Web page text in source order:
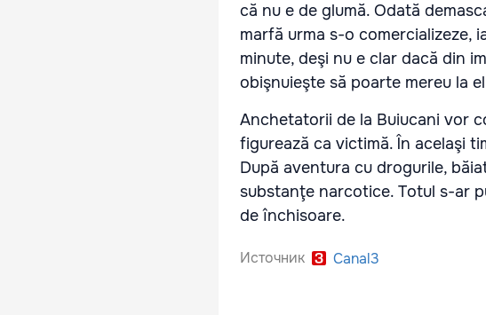
că nu e de glumă. Odată
marfă urma s-o comercializeze,
minute, deşi nu e clar dacă din
obişnuieşte să poarte mereu la
Anchetatorii de la Buiucani vor
figurează ca victimă. În acelaşi
După aventura cu drogurile,
substanţe narcotice. Totul s-ar
de închisoare.
Источник Canal3